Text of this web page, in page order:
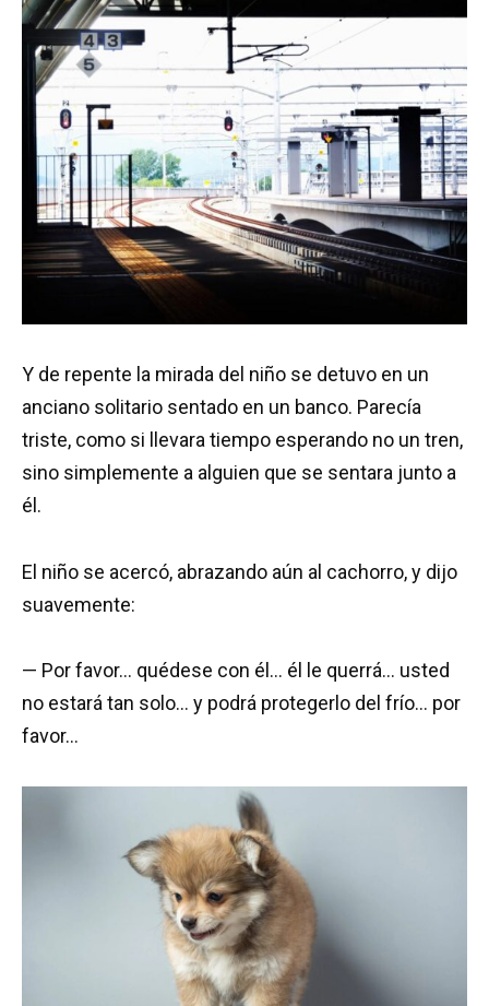
Y de repente la mirada del niño se detuvo en un
anciano solitario sentado en un banco. Parecía
triste, como si llevara tiempo esperando no un tren,
sino simplemente a alguien que se sentara junto a
él.
El niño se acercó, abrazando aún al cachorro, y dijo
suavemente:
— Por favor… quédese con él… él le querrá… usted
no estará tan solo… y podrá protegerlo del frío… por
favor…